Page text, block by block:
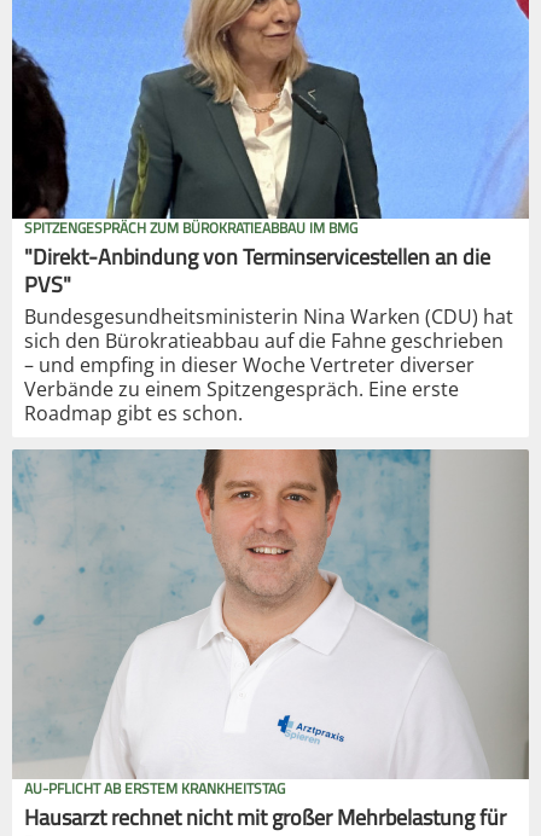
SPITZENGESPRÄCH ZUM BÜROKRATIEABBAU IM BMG
"Direkt-Anbindung von Terminservicestellen an die
PVS"
Bundesgesundheitsministerin Nina Warken (CDU) hat
sich den Bürokratieabbau auf die Fahne geschrieben
– und empfing in dieser Woche Vertreter diverser
Verbände zu einem Spitzengespräch. Eine erste
Roadmap gibt es schon.
AU-PFLICHT AB ERSTEM KRANKHEITSTAG
Hausarzt rechnet nicht mit großer Mehrbelastung für